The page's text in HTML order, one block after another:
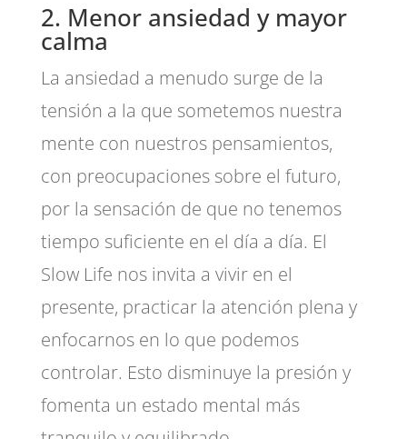
2. Menor ansiedad y mayor
calma
La ansiedad a menudo surge de la
tensión a la que sometemos nuestra
mente con nuestros pensamientos,
con preocupaciones sobre el futuro,
por la sensación de que no tenemos
tiempo suficiente en el día a día. El
Slow Life nos invita a vivir en el
presente, practicar la atención plena y
enfocarnos en lo que podemos
controlar. Esto disminuye la presión y
fomenta un estado mental más